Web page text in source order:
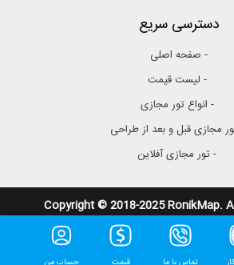
دسترسی سریع
- صفحه اصلی
- لیست قیمت
- انواع تور مجازی
مجازی قبل و بعد از طراحی
- تور مجازی آفلاین
Copyright © 2018-2025 RonikMap.